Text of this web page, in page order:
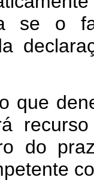
se o
que
do